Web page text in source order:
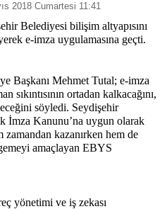
2018 Cumartesi 11:41
Belediyesi bilişim altyapısını
e-imza uygulamasına geçti.
Başkanı Mehmet Tutal; e-imza
sıkıntısının ortadan kalkacağını,
söyledi. Seydişehir
İmza Kanunu’na uygun olarak
kazanırken hem de
amaçlayan EBYS
yönetimi ve iş zekası